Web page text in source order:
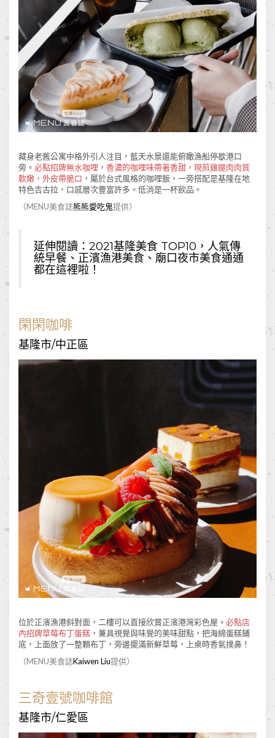
藏身老舊公寓中格外引人注目，藍天水景還能俯瞰漁船停歇港口
旁。 必點招牌無水咖哩 ， 香濃的咖哩味帶著香甜，現煎雞腿肉肉質
軟嫩，外皮帶脆口 ，屬於台式風格的咖哩飯，一旁搭配是基隆在地
特色吉古拉，口感層次豐富許多。低消是一杯飲品。
（MENU美食誌熊熊愛吃鬼提供）
延伸閱讀： 2021基隆美食 TOP10，人氣傳
統早餐、正濱漁港美食、廟口夜市美食通通
都在這裡啦！
閑閑咖啡
基隆市/中正區
位於正濱漁港斜對面，二樓可以直接欣賞正濱港灣彩色屋。 必點店
內招牌草莓布丁蛋糕 ，兼具視覺與味覺的美味甜點，把海綿蛋糕鋪
底，上面放了一整顆布丁，旁邊擺滿新鮮草莓，上桌時香氣撲鼻！
（MENU美食誌Kaiwen Liu提供）
三奇壹號咖啡館
基隆市/仁愛區